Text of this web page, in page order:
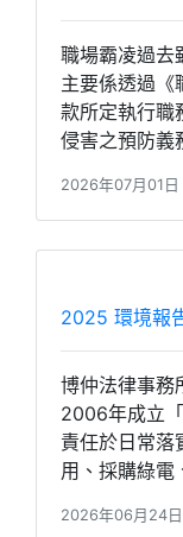
職場霸凌過去
主要係透過《
款所定執行職
侵害之預防義
2026年07月01日
2025 環境報
博仲法律事務
2006年成立
責任於日常落
用、採購綠電
2026年06月24日